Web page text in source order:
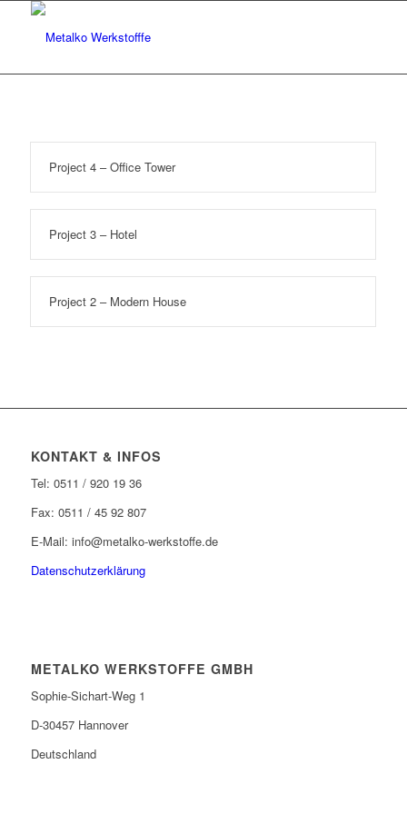
Project 4 – Office Tower
Project 3 – Hotel
Project 2 – Modern House
KONTAKT & INFOS
Tel: 0511 / 920 19 36
Fax: 0511 / 45 92 807
E-Mail: info@metalko-werkstoffe.de
Datenschutzerklärung
METALKO WERKSTOFFE GMBH
Sophie-Sichart-Weg 1
D-30457 Hannover
Deutschland